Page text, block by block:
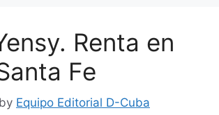
Renta en
Fe
by Equipo Editorial D-Cuba